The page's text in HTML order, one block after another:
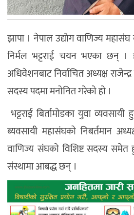
झापा । नेपाल उद्योग वाणिज्य
निर्मल भट्टराई चयन भएका छन् ।
अधिवेशनबाट निर्वाचित अध्यक्ष
सदस्य पदमा मनाेनित गरेकाे हाे ।
भट्टराई बिर्तामाेडका युवा
ब्यवसायी महासंघकाे निबर्तमान
वाणिज्य संघकाे विशिष्ट सदस्य
संस्थामा आबद्ध छन् ।